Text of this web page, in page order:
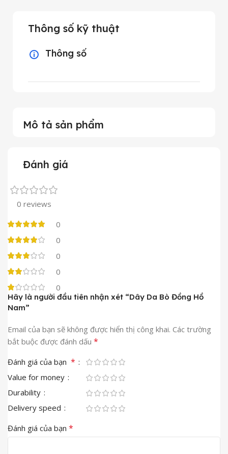
Mô tả sản phẩm
Thông số kỹ thuật
Thông số
Đánh giá
0 reviews
0
0
0
0
0
Hãy là người đầu tiên nhận xét “Dây Da Bò Đồng Hồ
Nam”
Email của bạn sẽ không được hiển thị công khai. Các trường
bắt buộc được đánh dấu *
Đánh giá của bạn *
Value for money
Durability
Delivery speed
Đánh giá của bạn *